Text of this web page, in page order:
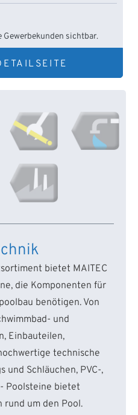
sichtbar.
bietet MAITEC
die Komponenten für
benötigen. Von
und
Einbauteilen,
technische
und Schläuchen, PVC-,
Poolsteine bietet
rund um den Pool.